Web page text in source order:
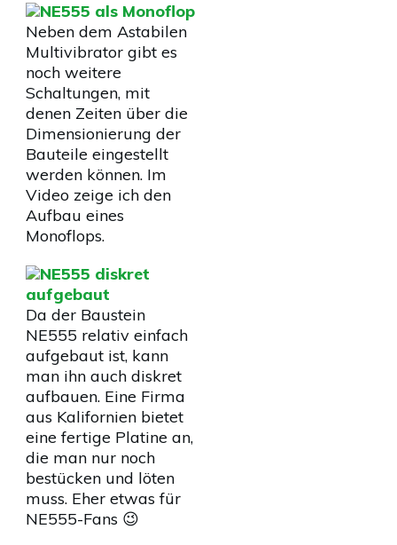
NE555 als Monoflop
Neben dem Astabilen
Multivibrator gibt es
noch weitere
Schaltungen, mit
denen Zeiten über die
Dimensionierung der
Bauteile eingestellt
werden können. Im
Video zeige ich den
Aufbau eines
Monoflops.
NE555 diskret
aufgebaut
Da der Baustein
NE555 relativ einfach
aufgebaut ist, kann
man ihn auch diskret
aufbauen. Eine Firma
aus Kalifornien bietet
eine fertige Platine an,
die man nur noch
bestücken und löten
muss. Eher etwas für
NE555-Fans 😉